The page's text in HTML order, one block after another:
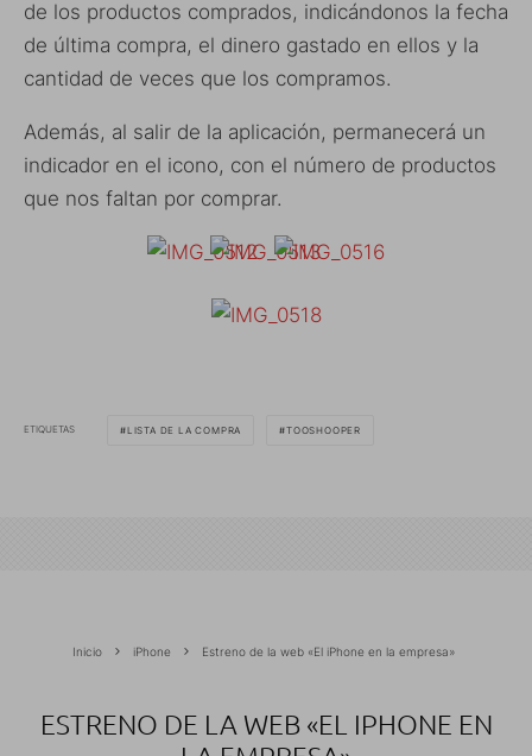
de los productos comprados, indicándonos la fecha
de última compra, el dinero gastado en ellos y la
cantidad de veces que los compramos.
Además, al salir de la aplicación, permanecerá un
indicador en el icono, con el número de productos
que nos faltan por comprar.
ETIQUETAS LISTA DE LA COMPRA TOOSHOOPER
Inicio iPhone Estreno de la web «El iPhone en la empresa»
ESTRENO DE LA WEB «EL IPHONE EN